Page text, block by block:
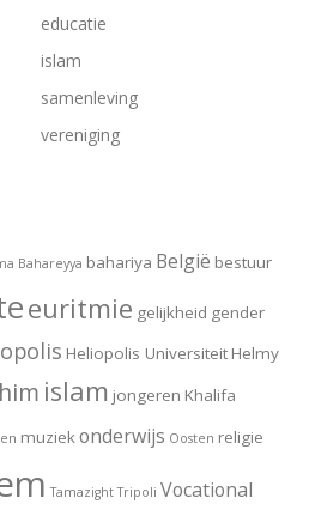
educatie
islam
samenleving
vereniging
Bahareyya bahariya België bestuur
euritmie gelijkheid gender
Heliopolis Universiteit Helmy
islam jongeren Khalifa
muziekonderwijs Oosten religie
Tamazight Tripoli Vocational